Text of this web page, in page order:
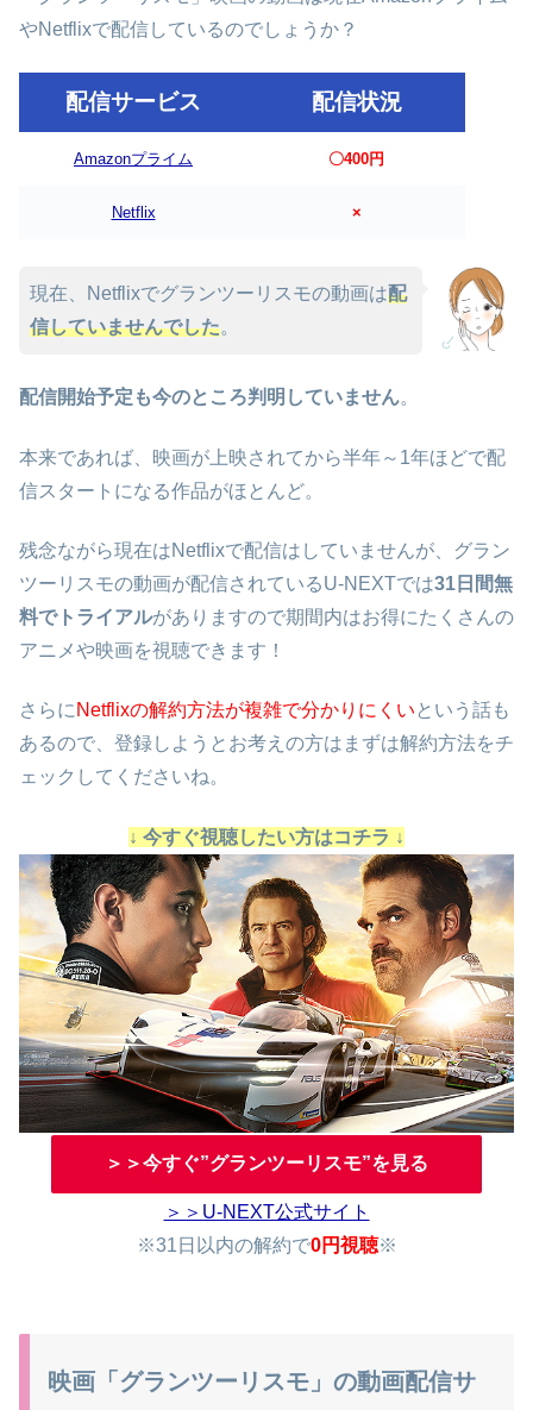
やNetflixで配信しているのでしょうか？
配信サービス 配信状況
Amazonプライム 〇400円
Netflix ×
現在、Netflixでグランツーリスモの動画は配
信していませんでした。
配信開始予定も今のところ判明していません。
本来であれば、映画が上映されてから半年～1年ほどで配
信スタートになる作品がほとんど。
残念ながら現在はNetflixで配信はしていませんが、グラン
ツーリスモの動画が配信されているU-NEXTでは31日間無
料でトライアルがありますので期間内はお得にたくさんの
アニメや映画を視聴できます！
さらに Netflixの解約方法が複雑で分かりにくい という話も
あるので、登録しようとお考えの方はまずは解約方法をチ
ェックしてくださいね。
↓ 今すぐ視聴したい方はコチラ ↓
＞＞今すぐ”グランツーリスモ”を見る
＞＞U-NEXT公式サイト
※31日以内の解約で0円視聴※
映画「グランツーリスモ」の動画配信サ